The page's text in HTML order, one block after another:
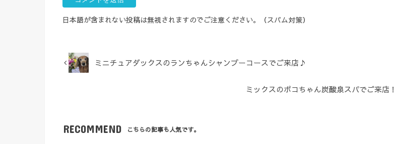
日本語が含まれない投稿は無視されますのでご注意ください。（スパム対策）
ミニチュアダックスのランちゃんシャンプーコースでご来店♪
ミックスのポコちゃん炭酸泉スパでご来店！
RECOMMEND こちらの記事も人気です。